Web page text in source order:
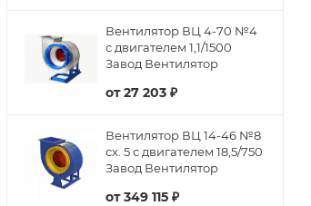
Вентилятор ВЦ 4-70 №4
с двигателем 1,1/1500
Завод Вентилятор
от27 203 ₽
Вентилятор ВЦ 14-46 №8
сх. 5 с двигателем 18,5/750
Завод Вентилятор
от349 115 ₽